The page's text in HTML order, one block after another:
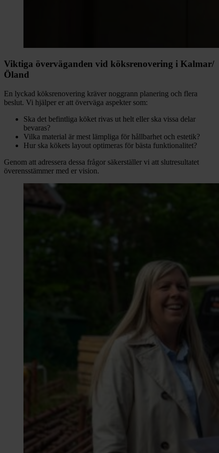
Viktiga överväganden vid köksrenovering i Kalmar/
Öland
En lyckad köksrenovering kräver noggrann planering och flera
beslut. Vi hjälper er att överväga aspekter som:
Ska det befintliga köket rivas ut helt eller ska vissa delar
bevaras?
Vilka material är mest lämpliga för hållbarhet och estetik?
Hur ska kökets layout optimeras för bästa funktionalitet?
Genom att adressera dessa frågor säkerställer vi att slutresultatet
överensstämmer med er vision.